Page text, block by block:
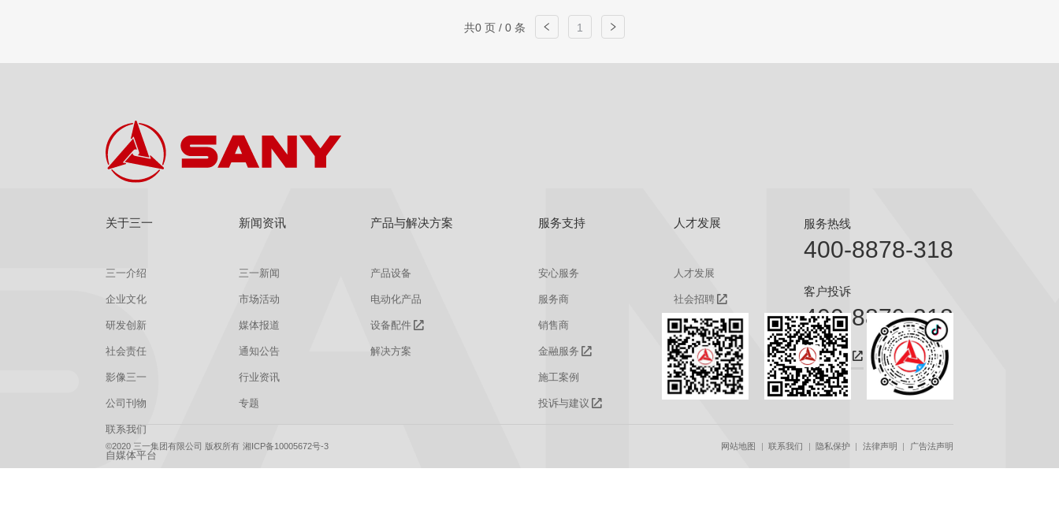
共0 页 / 0 条 1
关于三一
三一介绍
企业文化
研发创新
社会责任
影像三一
公司刊物
联系我们
自媒体平台
新闻资讯
三一新闻
市场活动
媒体报道
通知公告
行业资讯
专题
产品与解决方案
产品设备
电动化产品
设备配件
解决方案
服务支持
安心服务
服务商
销售商
金融服务
施工案例
投诉与建议
人才发展
人才发展
社会招聘
校园招聘
服务热线
400-8878-318
客户投诉
400-8879-318
咨询热线
©2020 三一集团有限公司 版权所有 湘ICP备10005672号-3 网站地图 联系我们 隐私保护 法律声明 广告法声明